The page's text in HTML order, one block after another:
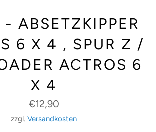
ABSETZKIPPER
6 X 4 , SPUR Z /
ACTROS 6
X 4
Normaler
Preis
€12,90
zzgl. Versandkosten